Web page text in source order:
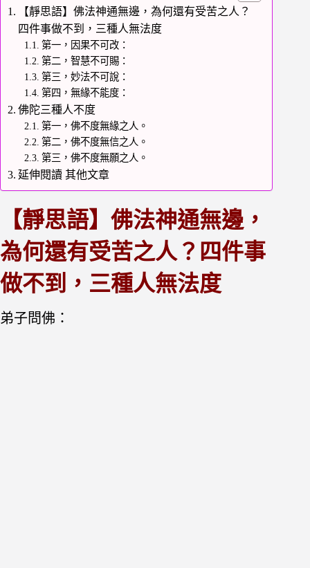
【靜思語】佛法神通無邊，為何還有受苦之人？
四件事做不到，三種人無法度
第一，因果不可改：
第二，智慧不可賜：
第三，妙法不可說：
第四，無緣不能度：
佛陀三種人不度
第一，佛不度無緣之人。
第二，佛不度無信之人。
第三，佛不度無願之人。
延伸閱讀 其他文章
【靜思語】佛法神通無邊，
為何還有受苦之人？四件事
做不到，三種人無法度
弟子問佛：